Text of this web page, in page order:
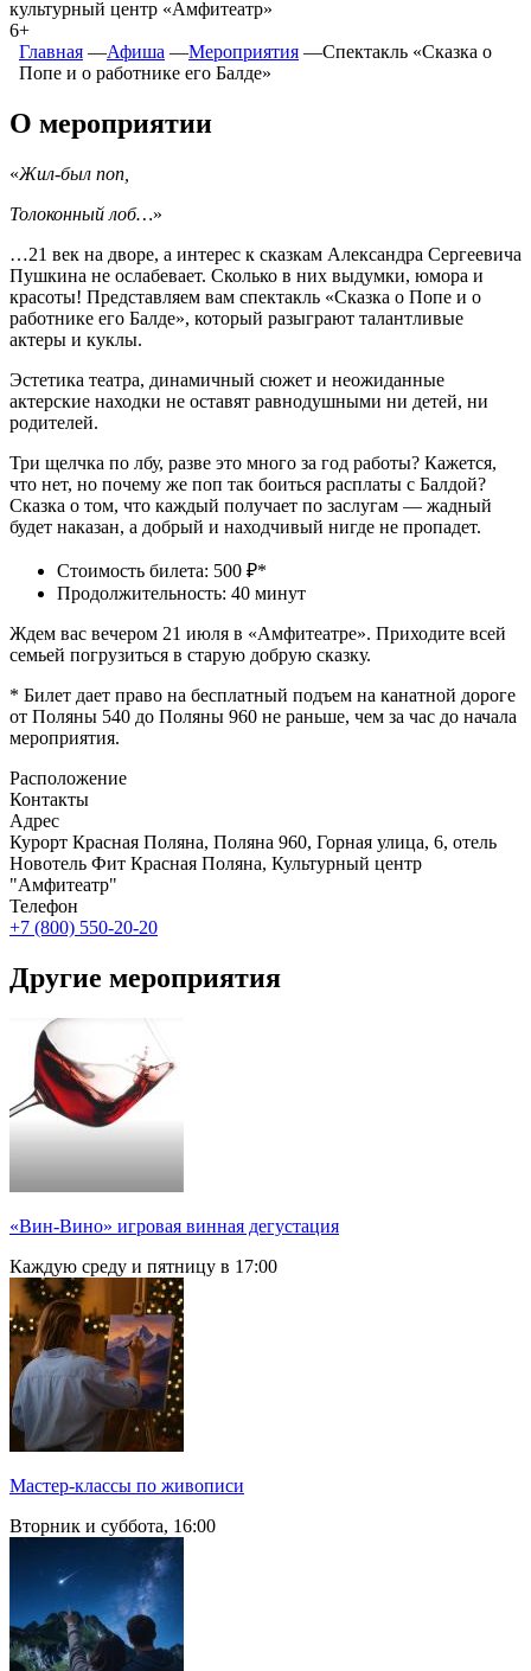
культурный центр «Амфитеатр»
6+
Главная ―Афиша ―Мероприятия ―Спектакль «Сказка о
Попе и о работнике его Балде»
О мероприятии
«Жил-был поп,
Толоконный лоб…»
…21 век на дворе, а интерес к сказкам Александра Сергеевича
Пушкина не ослабевает. Сколько в них выдумки, юмора и
красоты! Представляем вам спектакль «Сказка о Попе и о
работнике его Балде», который разыграют талантливые
актеры и куклы.
Эстетика театра, динамичный сюжет и неожиданные
актерские находки не оставят равнодушными ни детей, ни
родителей.
Три щелчка по лбу, разве это много за год работы? Кажется,
что нет, но почему же поп так боиться расплаты с Балдой?
Сказка о том, что каждый получает по заслугам — жадный
будет наказан, а добрый и находчивый нигде не пропадет.
Стоимость билета: 500 ₽*
Продолжительность: 40 минут
Ждем вас вечером 21 июля в «Амфитеатре». Приходите всей
семьей погрузиться в старую добрую сказку.
* Билет дает право на бесплатный подъем на канатной дороге
от Поляны 540 до Поляны 960 не раньше, чем за час до начала
мероприятия.
Расположение
Контакты
Адрес
Курорт Красная Поляна, Поляна 960, Горная улица, 6, отель
Новотель Фит Красная Поляна, Культурный центр
"Амфитеатр"
Телефон
+7 (800) 550-20-20
Другие мероприятия
«Вин-Вино» игровая винная дегустация
Каждую среду и пятницу в 17:00
Мастер-классы по живописи
Вторник и суббота, 16:00